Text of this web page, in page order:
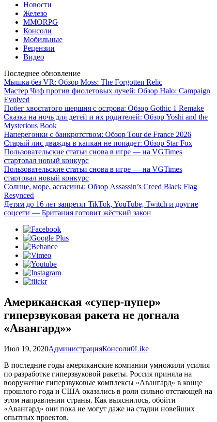
Новости
Железо
MMORPG
Консоли
Мобильные
Рецензии
Видео
Последнее обновление
Мышка без VR: Обзор Moss: The Forgotten Relic
Мастер Чиф против фиолетовых лучей: Обзор Halo: Campaign
Evolved
Побег хвостатого шершня с острова: Обзор Gothic 1 Remake
Сказка на ночь для детей и их родителей: Обзор Yoshi and the
Mysterious Book
Наперегонки с банкротством: Обзор Tour de France 2026
Старый лис дважды в капкан не попадет: Обзор Star Fox
Пользовательские статьи снова в игре — на VGTimes
стартовал новый конкурс
Пользовательские статьи снова в игре — на VGTimes
стартовал новый конкурс
Солнце, море, ассасины: Обзор Assassin’s Creed Black Flag
Resynced
Детям до 16 лет запретят TikTok, YouTube, Twitch и другие
соцсети — Британия готовит жёсткий закон
Американская «супер-пупер»
гиперзвуковая ракета не догнала
«Авангард»»
Июл 19, 2020АдминистрацияКонсоли0Like
В последние годы американские компании умножили усилия
по разработке гиперзвуковой ракеты. Россия приняла на
вооружение гиперзвуковые комплексы «Авангард» в конце
прошлого года и США оказались в роли сильно отстающей на
этом направлении страны. Как выяснилось, обойти
«Авангард» они пока не могут даже на стадии новейших
опытных проектов.